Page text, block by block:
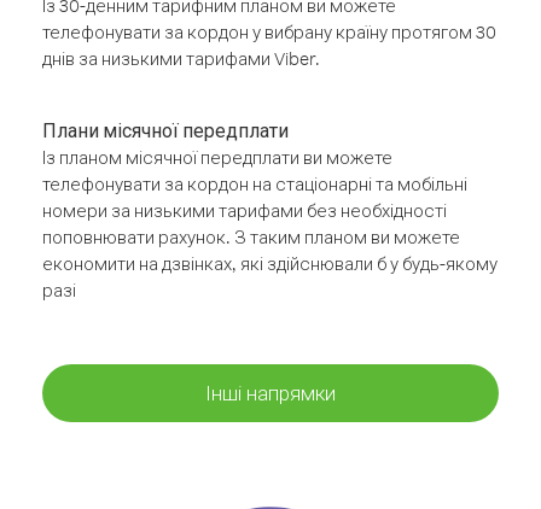
Із 30-денним тарифним планом ви можете
телефонувати за кордон у вибрану країну протягом 30
днів за низькими тарифами Viber.
Плани місячної передплати
Із планом місячної передплати ви можете
телефонувати за кордон на стаціонарні та мобільні
номери за низькими тарифами без необхідності
поповнювати рахунок. З таким планом ви можете
економити на дзвінках, які здійснювали б у будь-якому
разі
Інші напрямки